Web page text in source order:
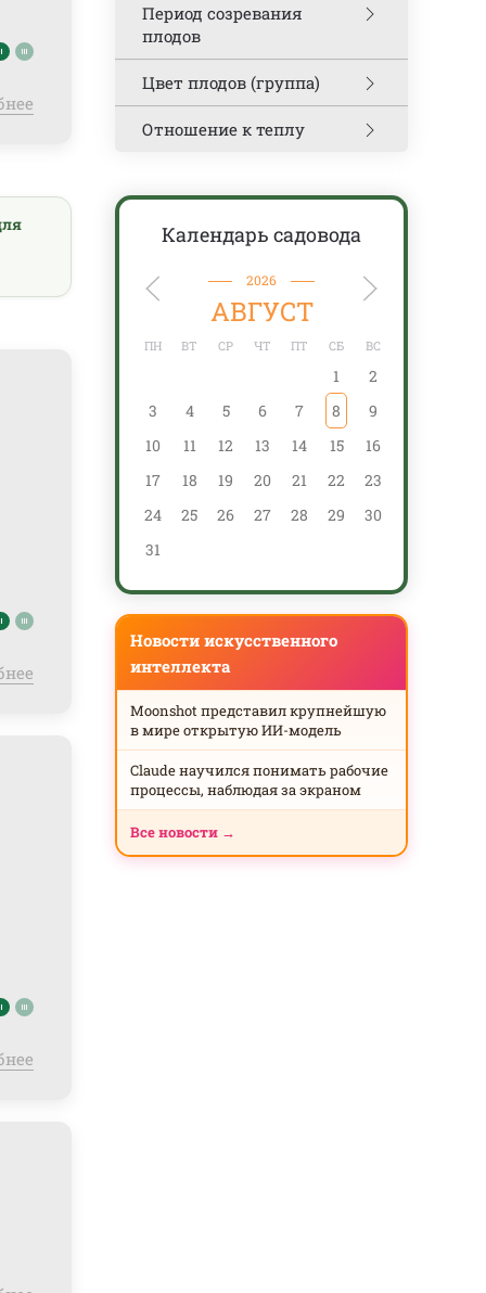
Период созревания
плодов
Цвет плодов (группа)
Отношение к теплу
Календарь садовода
2026
АВГУСТ
ПН ВТ СР ЧТ ПТ СБ ВС
1
2
3
4 5 6 7 8
9
10
11 12 13 14 15
16
17
18 19 20 21 22
23
24
25 26 27 28 29
30
31
Новости искусственного
интеллекта
Moonshot представил крупнейшую
в мире открытую ИИ-модель
Claude научился понимать рабочие
процессы, наблюдая за экраном
Все новости →